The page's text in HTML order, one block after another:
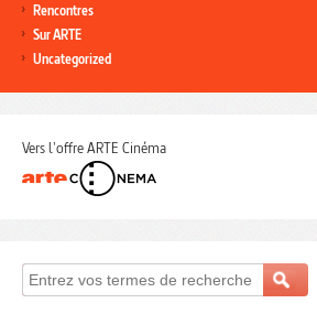
Rencontres
Sur ARTE
Uncategorized
Vers l'offre ARTE Cinéma